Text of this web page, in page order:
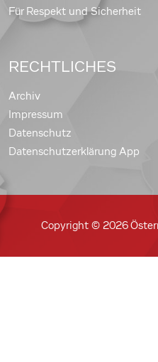
Für Respekt und Sicherheit
RECHTLICHES
Archiv
Impressum
Datenschutz
Datenschutzerklärung App
Copyright © 2026